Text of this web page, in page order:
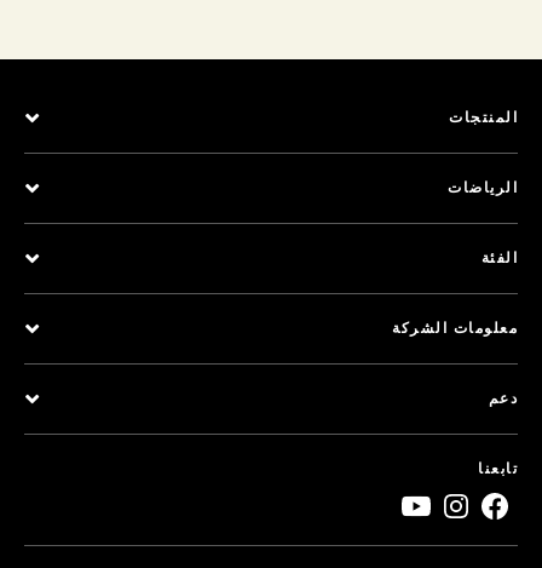
المنتجات
الرياضات
الفئة
معلومات الشركة
دعم
تابعنا